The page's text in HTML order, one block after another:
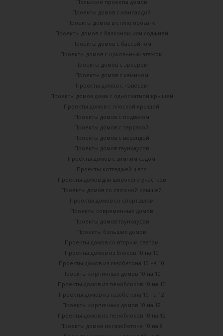
Польские проекты домов
Проекты домов с мансардой
Проекты домов в стиле прованс
Проекты домов с балконом или лоджией
Проекты домов с бассейном
Проекты домов с цокольным этажом
Проекты домов с эркером
Проекты домов с камином
Проекты домов с навесом
Проекты домов дома с односкатной крышей
Проекты домов с плоской крышей
Проекты домов с подвалом
Проекты домов с террасой
Проекты домов с верандой
Проекты домов таунхаусов
Проекты домов с зимним садом
Проекты коттеджей шато
Проекты домов для широкого участков
Проекты домов со сложной крышей
Проекты домов со спортзалом
Проекты современных домов
Проекты домов таунхаусов
Проекты больших домов
Проекты домов со вторым светом
Проекты домов из блоков 10 на 10
Проекты домов из газобетона 10 на 10
Проекты кирпичных домов 10 на 10
Проекты домов из пеноблоков 10 на 10
Проекты домов из газобетона 10 на 12
Проекты кирпичных домов 10 на 12
Проекты домов из пеноблоков 10 на 12
Проекты домов из газоботона 10 на 8